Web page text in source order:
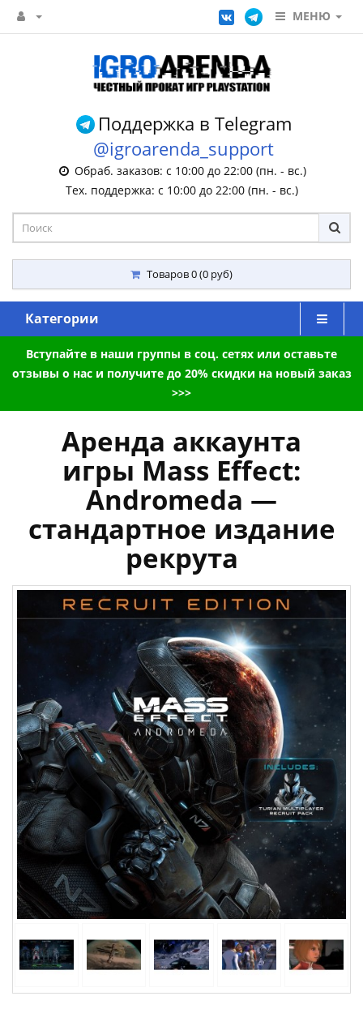
МЕНЮ
Поддержка в Telegram
@igroarenda_support
Обраб. заказов: с 10:00 до 22:00 (пн. - вс.)
Тех. поддержка: с 10:00 до 22:00 (пн. - вс.)
Товаров 0 (0 руб)
Категории
Вступайте в наши группы в соц. сетях или оставьте
отзывы о нас и получите до 20% скидки на новый заказ
>>>
Аренда аккаунта
игры Mass Effect:
Andromeda —
стандартное издание
рекрута